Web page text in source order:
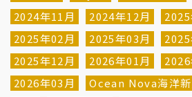
2024年11月
2024年12月
2025年02月
2025年03月
2025年12月
2026年01月
2026年03月
Ocean Nova海洋